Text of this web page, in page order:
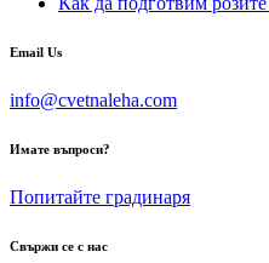
Email Us
info@cvetnaleha.com
Имате въпроси?
Попитайте градинаря
Свържи се с нас